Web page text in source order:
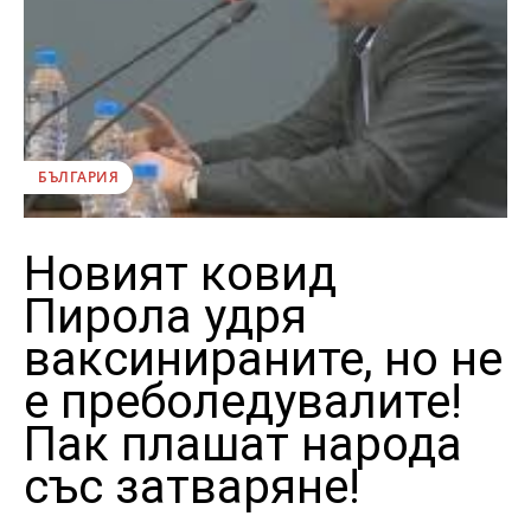
БЪЛГАРИЯ
Новият ковид
Пирола удря
ваксинираните, но не
е преболедувалите!
Пак плашат народа
със затваряне!